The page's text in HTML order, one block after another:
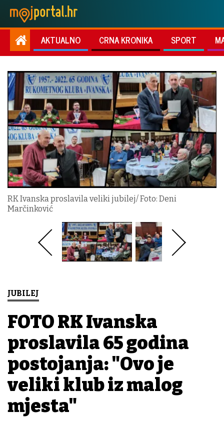
AKTUALNO CRNA KRONIKA SPORT
RK Ivanska proslavila veliki jubilej/ Foto: Deni
Marčinković
JUBILEJ
FOTO RK Ivanska
proslavila 65 godina
postojanja: "Ovo je
veliki klub iz malog
mjesta"